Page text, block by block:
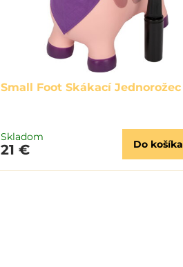
Small Foot Skákací Jednorožec
Skladom
21 € Do košíka